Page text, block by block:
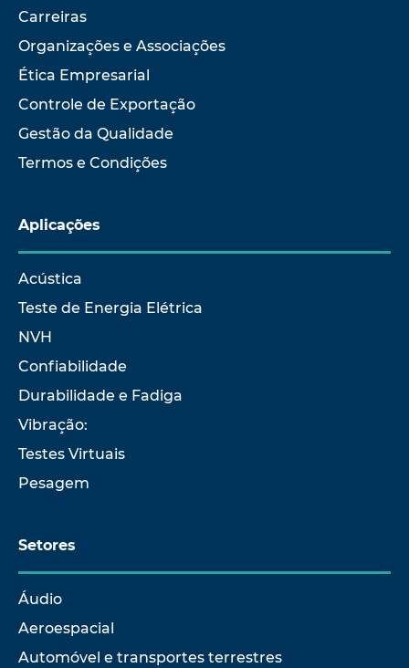
Carreiras
Organizações e Associações
Ética Empresarial
Controle de Exportação
Gestão da Qualidade
Termos e Condições
Aplicações
Acústica
Teste de Energia Elétrica
NVH
Confiabilidade
Durabilidade e Fadiga
Vibração:
Testes Virtuais
Pesagem
Setores
Áudio
Aeroespacial
Automóvel e transportes terrestres